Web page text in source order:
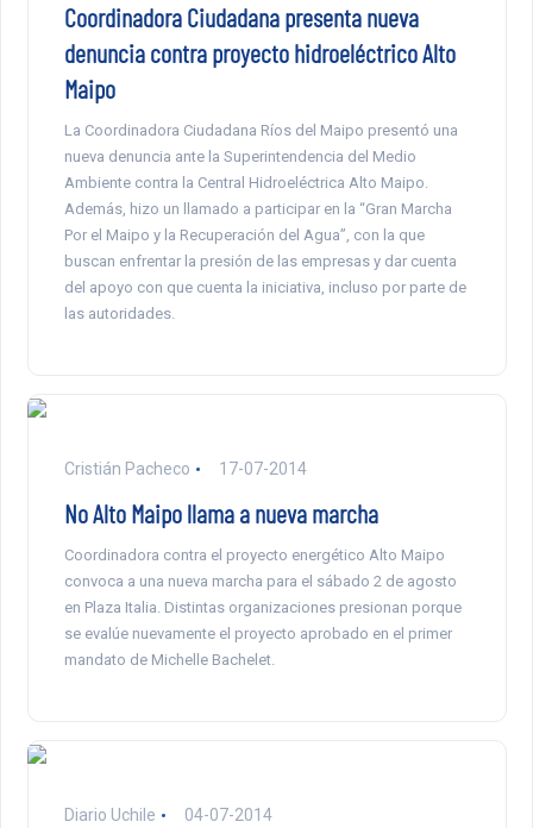
Coordinadora Ciudadana presenta nueva
denuncia contra proyecto hidroeléctrico Alto
Maipo
La Coordinadora Ciudadana Ríos del Maipo presentó una
nueva denuncia ante la Superintendencia del Medio
Ambiente contra la Central Hidroeléctrica Alto Maipo.
Además, hizo un llamado a participar en la “Gran Marcha
Por el Maipo y la Recuperación del Agua”, con la que
buscan enfrentar la presión de las empresas y dar cuenta
del apoyo con que cuenta la iniciativa, incluso por parte de
las autoridades.
Cristián Pacheco 17-07-2014
No Alto Maipo llama a nueva marcha
Coordinadora contra el proyecto energético Alto Maipo
convoca a una nueva marcha para el sábado 2 de agosto
en Plaza Italia. Distintas organizaciones presionan porque
se evalúe nuevamente el proyecto aprobado en el primer
mandato de Michelle Bachelet.
Diario Uchile 04-07-2014